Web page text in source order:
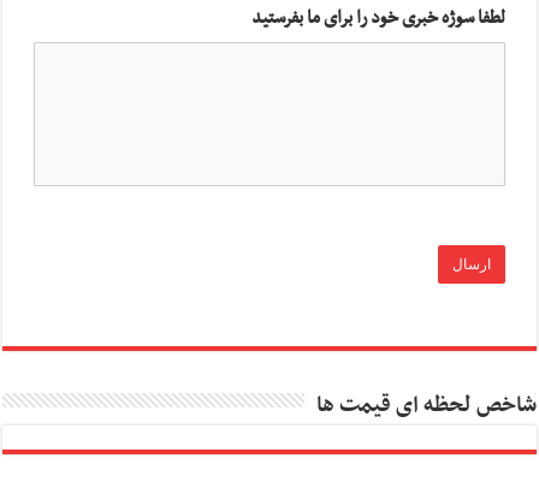
لطفا سوژه خبری خود را برای ما بفرستید
شاخص لحظه ای قیمت ها